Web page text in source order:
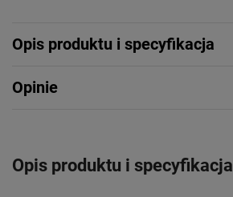
Opis produktu i specyfikacja
Opinie
Opis produktu i specyfikacja